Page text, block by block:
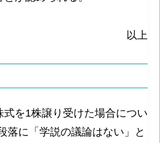
以上
を1株譲り受けた場合につい
落に「学説の議論はない」と